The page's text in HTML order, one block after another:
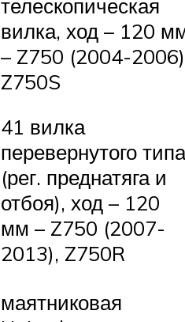
телескопическая
вилка, ход – 120
– Z750 (2004-
Z750S
41 вилка
перевернутого типа
(рег. преднатяга и
отбоя), ход – 120
мм – Z750 (2007-
2013), Z750R
маятниковая